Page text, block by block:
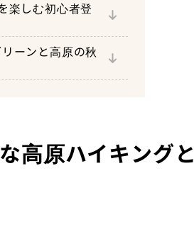
楽しむ初心者登
ーンと高原の秋
高原ハイキングと